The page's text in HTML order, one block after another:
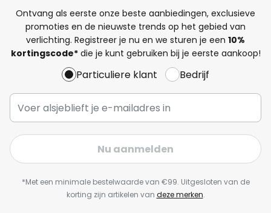
Ontvang als eerste onze beste aanbiedingen, exclusieve
promoties en de nieuwste trends op het gebied van
verlichting. Registreer je nu en we sturen je een 10%
kortingscode*die je kunt gebruiken bij je eerste aankoop!
Particuliere klant Bedrijf
Nu aanmelden
*Met een minimale bestelwaarde van €99. Uitgesloten van de
korting zijn artikelen van deze merken.